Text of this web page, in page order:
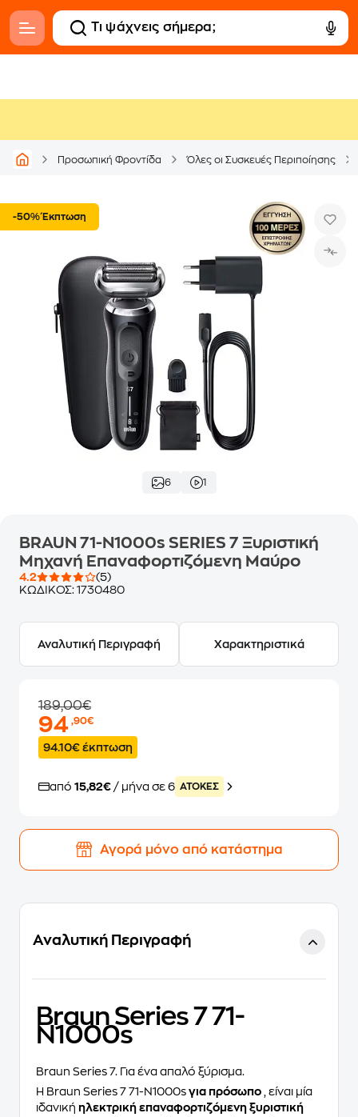
Προσωπική Φροντίδα Όλες οι Συσκευές Περιποίησης
-50% Έκπτωση
6 1
BRAUN 71-N1000s SERIES 7 Ξυριστική
Μηχανή Επαναφορτιζόμενη Μαύρο
4.2
(5)
ΚΩΔΙΚΟΣ: 1730480
Αναλυτική Περιγραφή Χαρακτηριστικά
189,00€
94,90€
94.10€ έκπτωση
από 15,82€ / μήνα σε 6 ATOKEΣ
Αγορά μόνο από κατάστημα
Αναλυτική Περιγραφή
Braun Series 7 71-
N1000s
Braun Series 7. Για ένα απαλό ξύρισμα.
Η Braun Series 7 71-N1000s για πρόσωπο
, είναι μία
ιδανική ηλεκτρική επαναφορτιζόμενη ξυριστική